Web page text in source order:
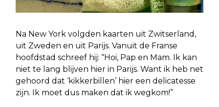
Na New York volgden kaarten uit Zwitserland,
uit Zweden en uit Parijs. Vanuit de Franse
hoofdstad schreef hij: “Hoi, Pap en Mam. Ik kan
niet te lang blijven hier in Parijs. Want ik heb net
gehoord dat ‘kikkerbillen’ hier een delicatesse
zijn. Ik moet dus maken dat ik wegkom!”